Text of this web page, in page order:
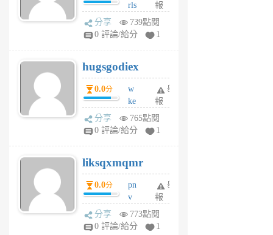
前
rls
k
m
6
個
月
前
報
分享
739點閱
0 評論/給分
1
hugsgodiex
0.0分
w
ke
rv
pj
6
個
月
前
舉
報
分享
765點閱
0 評論/給分
1
liksqxmqmr
0.0分
pn
v
wt
sv
舉
報
分享
773點閱
0 評論/給分
1